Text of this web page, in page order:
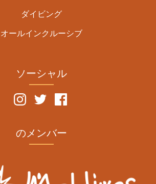
ダイビング
オールインクルーシブ
ソーシャル
のメンバー